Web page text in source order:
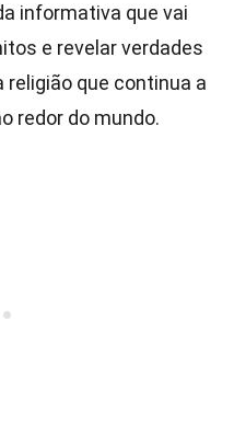
informativa que vai
e revelar verdades
que continua a
redor do mundo.